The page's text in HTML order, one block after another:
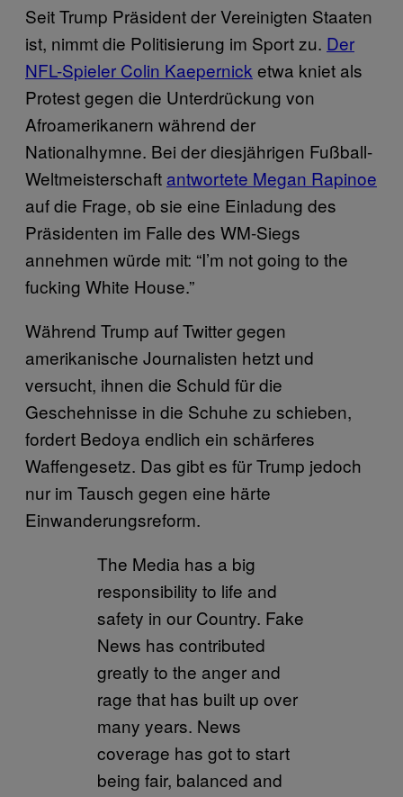
Seit Trump Präsident der Vereinigten Staaten
ist, nimmt die Politisierung im Sport zu. Der
NFL-Spieler Colin Kaepernick etwa kniet als
Protest gegen die Unterdrückung von
Afroamerikanern während der
Nationalhymne. Bei der diesjährigen Fußball-
Weltmeisterschaft antwortete Megan Rapinoe
auf die Frage, ob sie eine Einladung des
Präsidenten im Falle des WM-Siegs
annehmen würde mit: “I’m not going to the
fucking White House.”
Während Trump auf Twitter gegen
amerikanische Journalisten hetzt und
versucht, ihnen die Schuld für die
Geschehnisse in die Schuhe zu schieben,
fordert Bedoya endlich ein schärferes
Waffengesetz. Das gibt es für Trump jedoch
nur im Tausch gegen eine härte
Einwanderungsreform.
The Media has a big
responsibility to life and
safety in our Country. Fake
News has contributed
greatly to the anger and
rage that has built up over
many years. News
coverage has got to start
being fair, balanced and